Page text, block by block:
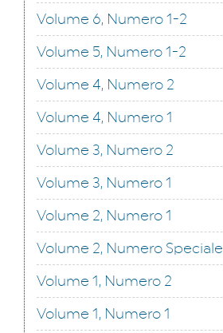
Volume 6, Numero 1-2
Volume 5, Numero 1-2
Volume 4, Numero 2
Volume 4, Numero 1
Volume 3, Numero 2
Volume 3, Numero 1
Volume 2, Numero 1
Volume 2, Numero Speciale
Volume 1, Numero 2
Volume 1, Numero 1